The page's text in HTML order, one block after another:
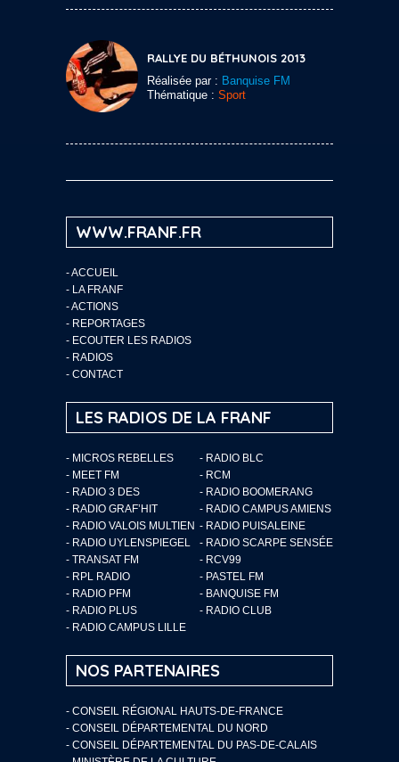
RALLYE DU BÉTHUNOIS 2013
Réalisée par : Banquise FM
Thématique : Sport
WWW.FRANF.FR
-ACCUEIL
- LA FRANF
-ACTIONS
- REPORTAGES
- ECOUTER LES RADIOS
- RADIOS
- CONTACT
LES RADIOS DE LA FRANF
- MICROS REBELLES
- RADIO BLC
- MEET FM
- RCM
- RADIO 3 DES
- RADIO BOOMERANG
- RADIO GRAF’HIT
- RADIO CAMPUS AMIENS
- RADIO VALOIS MULTIEN - RADIO PUISALEINE
- RADIO UYLENSPIEGEL
- RADIO SCARPE SENSÉE
- TRANSAT FM
- RCV99
- RPL RADIO
- PASTEL FM
- RADIO PFM
- BANQUISE FM
- RADIO PLUS
- RADIO CLUB
- RADIO CAMPUS LILLE
NOS PARTENAIRES
- CONSEIL RÉGIONAL HAUTS-DE-FRANCE
- CONSEIL DÉPARTEMENTAL DU NORD
- CONSEIL DÉPARTEMENTAL DU PAS-DE-CALAIS